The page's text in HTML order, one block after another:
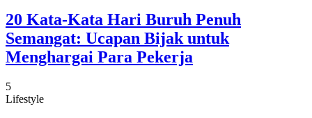
20 Kata-Kata Hari Buruh Penuh
Semangat: Ucapan Bijak untuk
Menghargai Para Pekerja
5
Lifestyle